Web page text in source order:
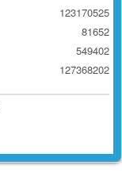
123170525
81652
549402
127368202